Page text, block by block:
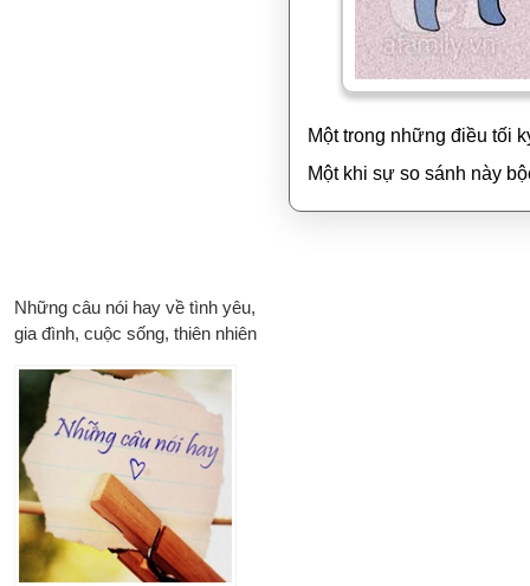
Một trong những điều tối
Một khi sự so sánh này
Những câu nói hay về tình yêu,
gia đình, cuộc sống, thiên nhiên